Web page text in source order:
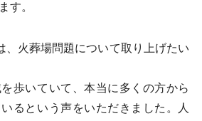
す。
火葬場問題について取り上げたい
歩いていて、本当に多くの方から
るという声をいただきました。人